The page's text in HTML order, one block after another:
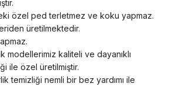
özel ped terletmez ve koku yapmaz.
üretilmektedir.
modellerimiz kaliteli ve dayanıklı
ile özel üretilmiştir.
temizliği nemli bir bez yardımı ile